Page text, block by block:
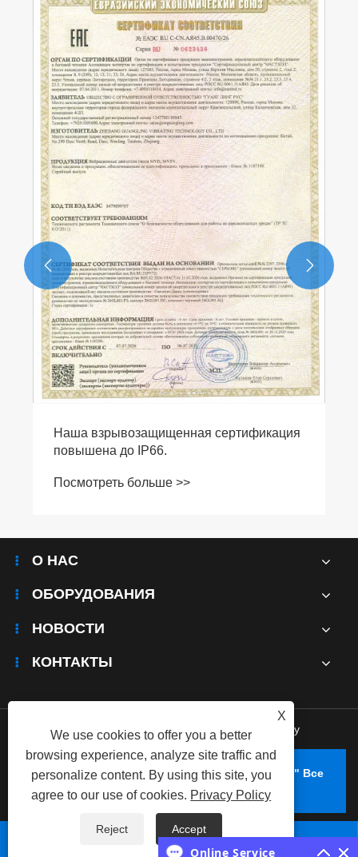
Как Фланцевые вибраторы серии MVFL
улучшают движение материалов?
Посмотреть больше >>
 
О НАС
ОБОРУДОВАНИЯ
НОВОСТИ
КОНТАКТЫ
Links Sitemap | RSS | Privacy Policy
Авторское право © 2025 ООО "Гуанг Линг Рус" Все
Права Защищены.

X
We use cookies to offer you a better
browsing experience, analyze site traffic and
personalize content. By using this site, you
agree to our use of cookies. Privacy Policy
Reject Accept
Online Service